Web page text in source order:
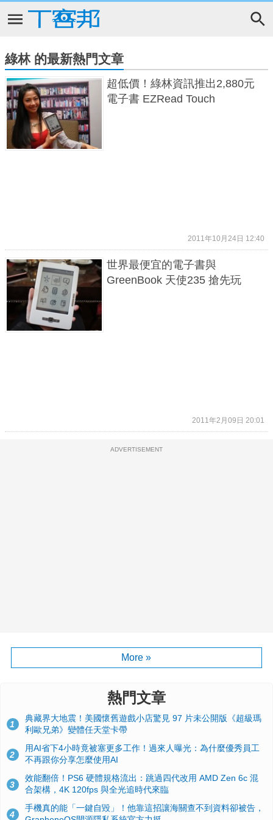
綠林 的最新熱門文章
超低價！綠林資訊推出2,880元
電子書 EZRead Touch
2011年10月24日 12:40
世界最便宜的電子書與
GreenBook 天使235 搶先玩
2011年2月09日 20:01
ADVERTISEMENT
More »
熱門文章
1
典藏界大地震！美國懷舊遊戲小店驚見 97 片未公開版《超級瑪
利歐兄弟》變體任天堂卡帶
2
用AI省下4小時竟被塞更多工作！過來人曝光：為什麼優秀員工
不再跟你分享怎麼使用AI
3
效能翻倍！PS6 硬體規格流出：跳過四代改用 AMD Zen 6c 混
合架構，4K 120fps 與全光追時代來臨
4
手機真的能「一鍵自毀」！他靠這招讓海關查不到資料卻被告，